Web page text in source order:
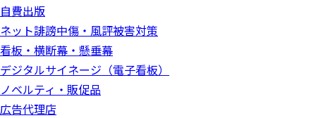
自費出版
ネット誹謗中傷・風評被害対策
看板・横断幕・懸垂幕
デジタルサイネージ（電子看板）
ノベルティ・販促品
広告代理店